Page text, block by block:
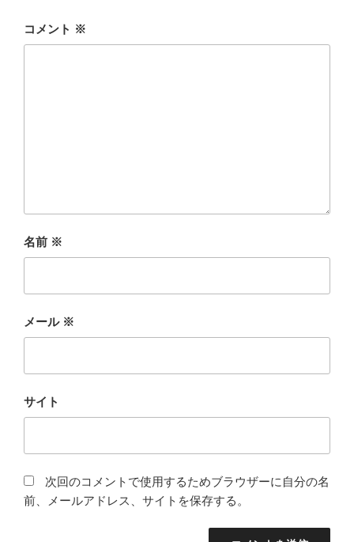
コメント ※
名前 ※
メール ※
サイト
次回のコメントで使用するためブラウザーに自分の名
前、メールアドレス、サイトを保存する。